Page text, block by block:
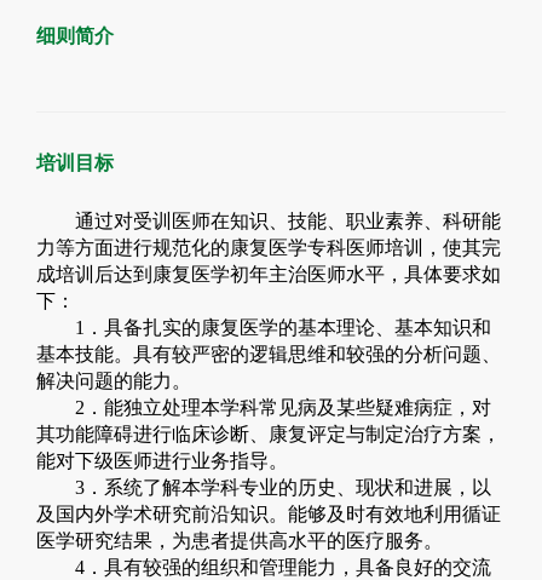
细则简介
培训目标
通过对受训医师在知识、技能、职业素养、科研能
力等方面进行规范化的康复 医学专科医师培训，使其完
成培训后达到康复 医学初年主治医师水平，具体要求如
下：
1 ． 具备扎实的康复医学的基本理论、基本知识和
基本技能。具有较严密的逻辑思维和较强的分析问题、
解决问题的能力。
2 ． 能独立处理本学科常见病及某些疑难病症，对
其功能障碍进行临床诊断、康复评定与制定治疗方案，
能对下级医师进行业务指导。
3． 系统了解本学科专业的历史、现状和进展，以
及国内外学术研究前沿知识。能够及时有效地利用循证
医学研究结果，为患者提供高水平的医疗服务。
4 ． 具有较强的组织和管理能力，具备良好的交流